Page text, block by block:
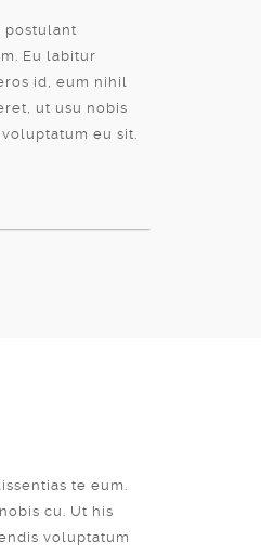
postulant
Eu labitur
id, eum nihil
ut usu nobis
eu sit.
te eum.
cu. Ut his
voluptatum